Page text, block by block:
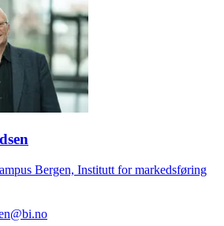
Bergen, Institutt for markedsføring